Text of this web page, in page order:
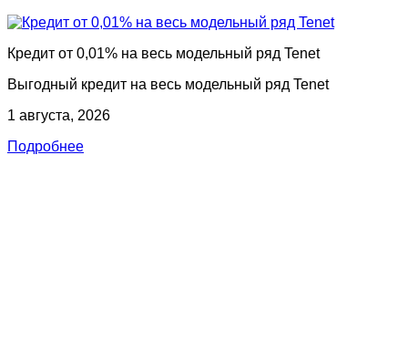
Кредит от 0,01% на весь модельный ряд Tenet
Выгодный кредит на весь модельный ряд Tenet
1 августа, 2026
Подробнее